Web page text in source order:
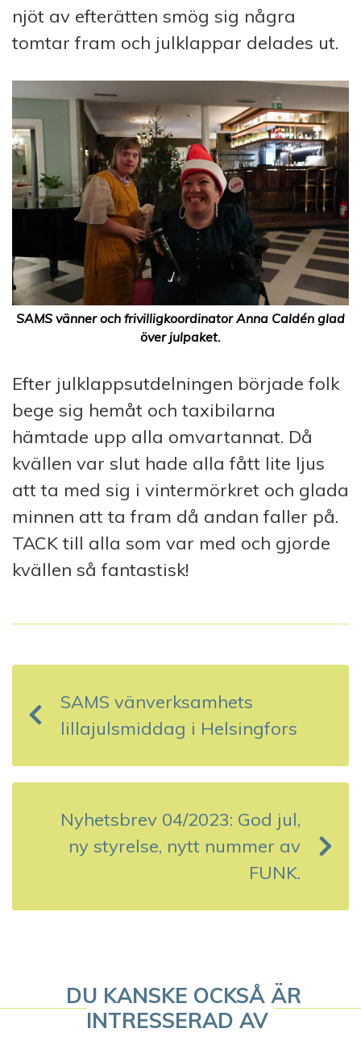
njöt av efterätten smög sig några
tomtar fram och julklappar delades ut.
SAMS vänner och frivilligkoordinator Anna Caldén glad
över julpaket.
Efter julklappsutdelningen började folk
bege sig hemåt och taxibilarna
hämtade upp alla omvartannat. Då
kvällen var slut hade alla fått lite ljus
att ta med sig i vintermörkret och glada
minnen att ta fram då andan faller på.
TACK till alla som var med och gjorde
kvällen så fantastisk!
n
g
a
g
SAMS vänverksamhets
lillajulsmiddag i Helsingfors
Nyhetsbrev 04/2023: God jul,
ny styrelse, nytt nummer av
FUNK.
DU KANSKE OCKSÅ ÄR
INTRESSERAD AV